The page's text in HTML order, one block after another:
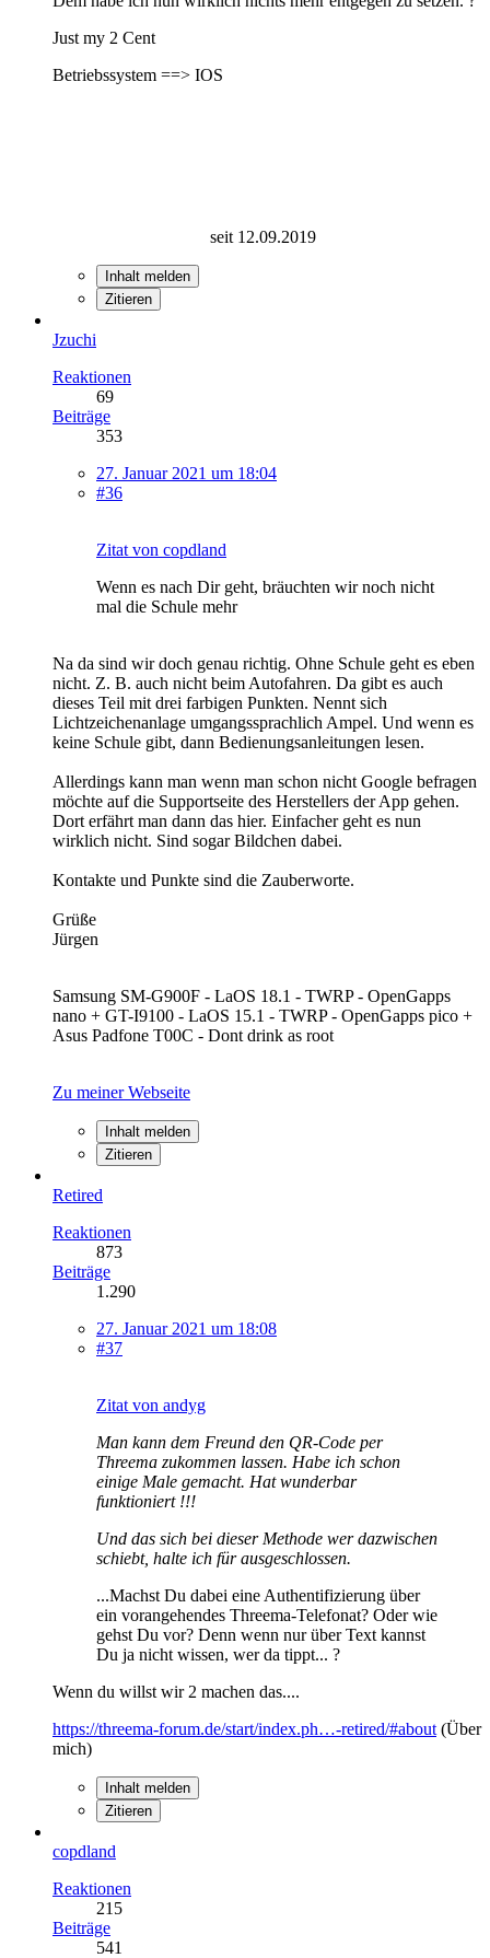
Just my 2 Cent
Betriebssystem ==> IOS
seit 12.09.2019
Inhalt melden
Zitieren
Jzuchi
Reaktionen
69
Beiträge
353
27. Januar 2021 um 18:04
#36
Zitat von copdland
Wenn es nach Dir geht, bräuchten wir noch nicht
mal die Schule mehr
Na da sind wir doch genau richtig. Ohne Schule geht es eben
nicht. Z. B. auch nicht beim Autofahren. Da gibt es auch
dieses Teil mit drei farbigen Punkten. Nennt sich
Lichtzeichenanlage umgangssprachlich Ampel. Und wenn es
keine Schule gibt, dann Bedienungsanleitungen lesen.
Allerdings kann man wenn man schon nicht Google befragen
möchte auf die Supportseite des Herstellers der App gehen.
Dort erfährt man dann das hier. Einfacher geht es nun
wirklich nicht. Sind sogar Bildchen dabei.
Kontakte und Punkte sind die Zauberworte.
Grüße
Jürgen
Samsung SM-G900F - LaOS 18.1 - TWRP - OpenGapps
nano + GT-I9100 - LaOS 15.1 - TWRP - OpenGapps pico +
Asus Padfone T00C - Dont drink as root
Zu meiner Webseite
Inhalt melden
Zitieren
Retired
Reaktionen
873
Beiträge
1.290
27. Januar 2021 um 18:08
#37
Zitat von andyg
Man kann dem Freund den QR-Code per
Threema zukommen lassen. Habe ich schon
einige Male gemacht. Hat wunderbar
funktioniert !!!
Und das sich bei dieser Methode wer dazwischen
schiebt, halte ich für ausgeschlossen.
...Machst Du dabei eine Authentifizierung über
ein vorangehendes Threema-Telefonat? Oder wie
gehst Du vor? Denn wenn nur über Text kannst
Du ja nicht wissen, wer da tippt... ?
Wenn du willst wir 2 machen das....
https://threema-forum.de/start/index.ph…-retired/#about (Über
mich)
Inhalt melden
Zitieren
copdland
Reaktionen
215
Beiträge
541